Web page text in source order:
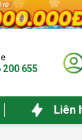
200 655
Liên